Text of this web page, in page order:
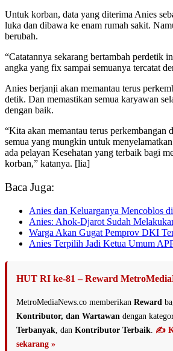
Untuk korban, data yang diterima Anies
luka dan dibawa ke enam rumah sakit.
berubah.
“Catatannya sekarang bertambah perdetik
angka yang fix sampai semuanya tercatat
Anies berjanji akan memantau terus
detik. Dan memastikan semua karyawan
dengan baik.
“Kita akan memantau terus perkembangan
semua yang mungkin untuk
ada pelayan Kesehatan yang terbaik bagi
korban,” katanya. [lia]
Baca Juga:
Anies dan Keluarganya Mencoblos
Anies: Ahok-Djarot Sudah
Warga Akan Gugat Pemprov DKI
Anies Terpilih Jadi Ketua Umum
HUT RI ke-81 – Reward
MetroMediaNews.co memberikan Reward
Kontributor, dan Wartawan dengan
Terbanyak , dan Kontributor Terbaik ✍️
sekarang »